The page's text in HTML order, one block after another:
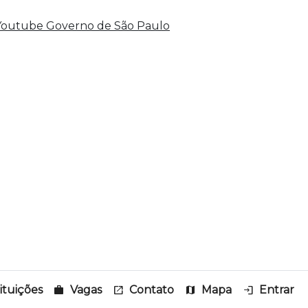
work Vagas open_in_new Contato map Mapa login Entrar